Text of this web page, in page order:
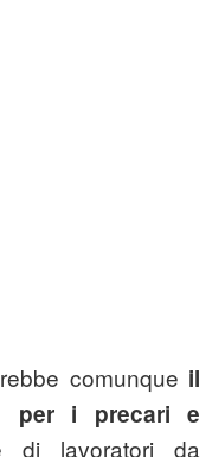
comunque il
per i precari e
di lavoratori da